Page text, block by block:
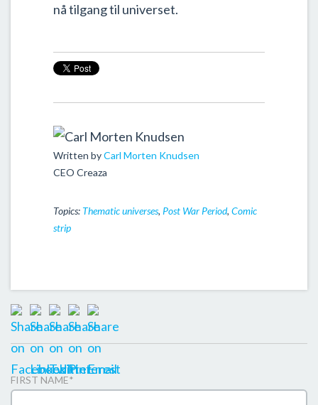
nå tilgang til universet.
Written byCarl Morten Knudsen
CEO Creaza
Topics: Thematic universes, Post War Period, Comic
strip
FIRST NAME*